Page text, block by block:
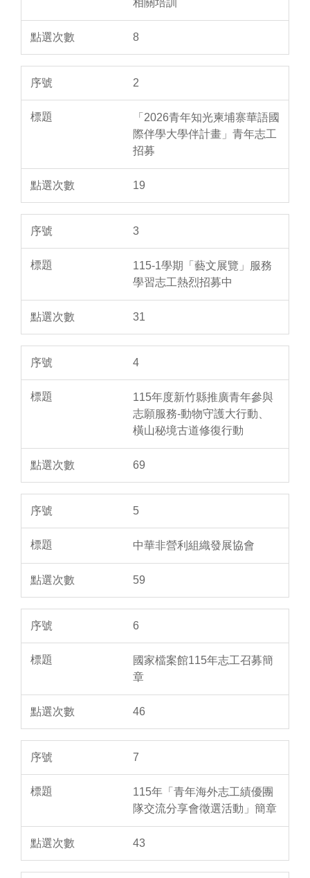
相關培訓
8
2
「2026青年知光柬埔寨華語國
際伴學大學伴計畫」青年志工
招募
19
3
115-1學期「藝文展覽」服務
學習志工熱烈招募中
31
4
115年度新竹縣推廣青年參與
志願服務-動物守護大行動、
橫山秘境古道修復行動
69
5
中華非營利組織發展協會
59
6
國家檔案館115年志工召募簡
章
46
7
115年「青年海外志工績優團
隊交流分享會徵選活動」簡章
43